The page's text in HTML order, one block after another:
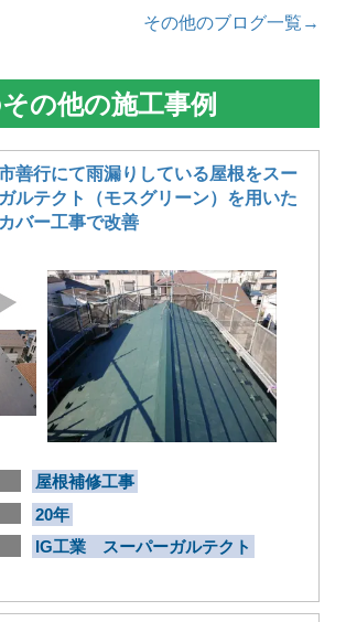
その他のブログ一覧→
の他の施工事例
善行にて雨漏りしている屋根をスー
ルテクト（モスグリーン）を用いた
バー工事で改善
屋根補修工事
20年
IG工業 スーパーガルテクト